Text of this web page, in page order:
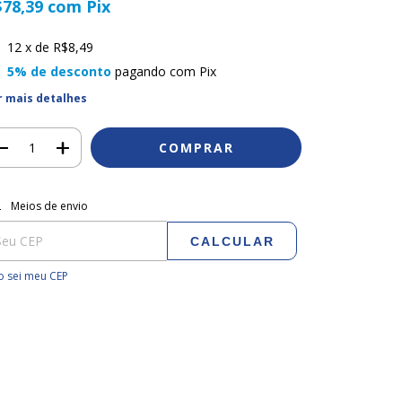
com Pix
12 x de R$8,49
5% de desconto pagando com Pix
mais detalhes
para o CEP:
Meios de envio
CALCULAR
sei meu CEP